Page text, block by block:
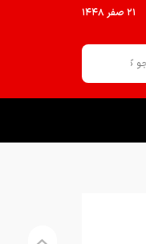
۲۱ صفر ۱۴۴۸